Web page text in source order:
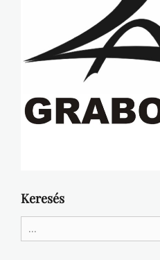
Keresés
for: